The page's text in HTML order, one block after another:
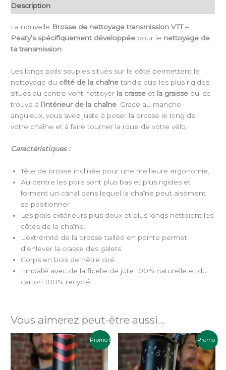
Description
La nouvelle Brosse de nettoyage transmission VTT –
Peaty’s spécifiquement développée pour le nettoyage de
ta transmission
Les longs poils souples situés sur le côté permettent le
nettoyage du côté de la chaînetandis que les plus rigides
situés au centre vont nettoyer la crasse et la graisse qui se
trouve à l’intérieur de la chaîne . Grace au manche
anguleux, vous avez juste à poser la brosse le long de
votre chaîne et à faire tourner la roue de votre vélo.
Caractéristiques :
Tête de brosse inclinée pour une meilleure ergonomie,
Au centre les poils sont plus bas et plus rigides et
forment un canal dans lequel la chaîne peut aisément
se positionner
Les poils extérieurs plus doux et plus longs nettoient les
côtés de la chaîne.
L’extrémité de la brosse taillée en pointe permet
d’enlever la crasse des galets
Corps en bois de hêtre ciré
Emballé avec de la ficelle de jute 100% naturelle et du
carton 100% recyclé
Vous aimerez peut-être aussi…
Promo !
Plage
de
prix :
9.99€
Ce
produit
a
Promo !
Plage
de
prix :
9.99€
Ce
produit
a